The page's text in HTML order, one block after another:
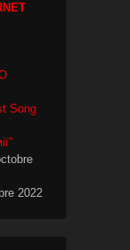
Song
2022